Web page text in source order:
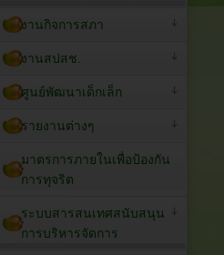
งานกิจการสภา
งานสปสช.
ศูนย์พัฒนาเด็กเล็ก
รายงานต่างๆ
มาตรการภายในเพื่อป้องกัน
การทุจริต
ระบบสารสนเทศสนับสนุน
การบริหารจัดการ